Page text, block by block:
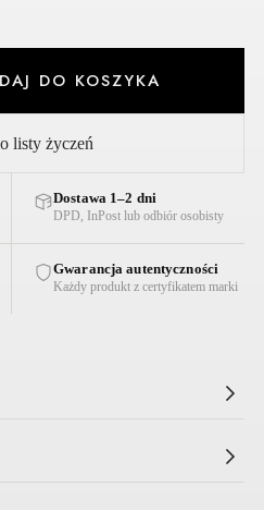
DO KOSZYKA
listy życzeń
Dostawa 1–2 dni
DPD, InPost lub odbiór osobisty
Gwarancja autentyczności
Każdy produkt z certyfikatem marki